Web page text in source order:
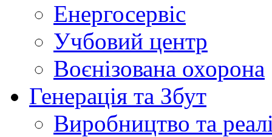
Енергосервіс
Учбовий центр
Воєнізована охорона
Генерація та Збут
Виробництво та